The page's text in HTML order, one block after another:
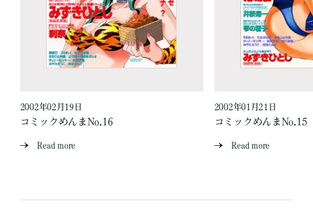
2002年02月19日
コミックめんまNo.16
Read more
2002年01月21日
コミックめんまNo.15
Read more